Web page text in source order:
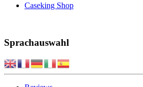
Caseking Shop
Sprachauswahl